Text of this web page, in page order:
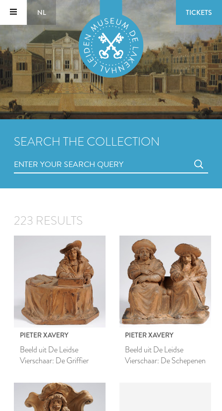
NL TICKETS
SEARCH THE COLLECTION
223 RESULTS
PIETER XAVERY
Beeld uit De Leidse
Vierschaar: De Griffier
PIETER XAVERY
Beeld uit De Leidse
Vierschaar: De Schepenen